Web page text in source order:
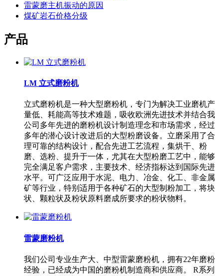
雷蒙磨主机振动的原因
煤矿岩石价格分级
产品
LM 立式磨粉机
立式磨粉机是一种大型磨粉机，专门为解决工业磨机产
量低、耗能高等技术难题，吸收欧洲先进技术并结合我
公司多年先进的磨粉机设计制造理念和市场需求，经过
多年的潜心设计改进后的大型粉磨设备。立磨采用了合
理可靠的结构设计，配合先进工艺流程，集烘干、粉
磨、选粉、提升于一体，尤其在大型粉磨工艺中，能够
完全满足客户需求，主要技术、经济指标达到国际先进
水平。可广泛应用于水泥、电力、冶金、化工、非金属
矿等行业，特别适用于各种矿石的大型制粉加工，将块
状、颗粒状及粉状原料磨成所要求的粉状物料。
雷蒙磨粉机
我们公司专业生产大、中型雷蒙磨粉机，拥有22年磨粉
经验，已经成为中国的磨粉机制造商和供应商。 R系列